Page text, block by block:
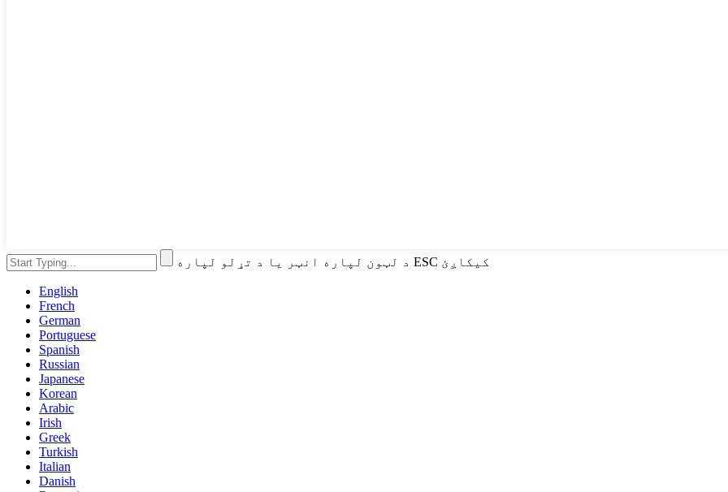
د لټون لپاره انټر یا د تړلو لپاره ESC کیکاږئ
English
French
German
Portuguese
Spanish
Russian
Japanese
Korean
Arabic
Irish
Greek
Turkish
Italian
Danish